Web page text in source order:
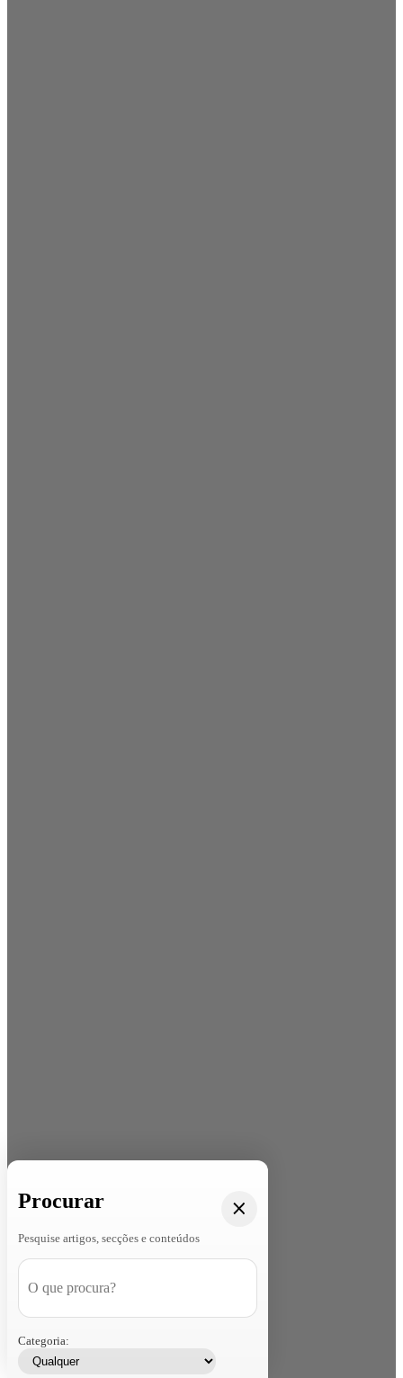
Procurar
Pesquise artigos, secções e conteúdos
Categoria: